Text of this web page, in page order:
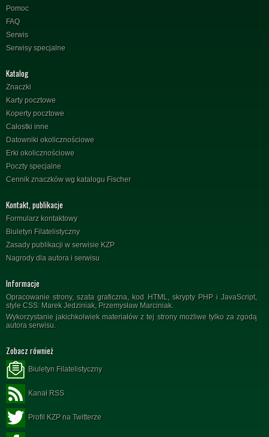
Pomoc
FAQ
Serwis
Serwisy specjalne
Katalog
Znaczki
Karty pocztowe
Koperty pocztowe
Całostki inne
Datowniki okolicznościowe
Erki okolicznościowe
Poczty specjalne
Cennik znaczków wg katalogu Fischer
Kontakt, publikacje
Formularz kontaktowy
Biuletyn Filatelistyczny
Zasady publikacji w serwisie KZP
Nagrody dla autora i serwisu
Informacje
Opracowanie strony, szata graficzna, kod HTML, skrypty PHP i JavaScript,
style CSS: Marek Jedziniak, Przemysław Marciniak.
Wykorzystanie jakichkolwiek materiałów z tej strony możliwe tylko za zgodą
autora serwisu.
Zobacz również
Biuletyn Filatelistyczny
Kanał RSS
Profil KZP na Twitterze